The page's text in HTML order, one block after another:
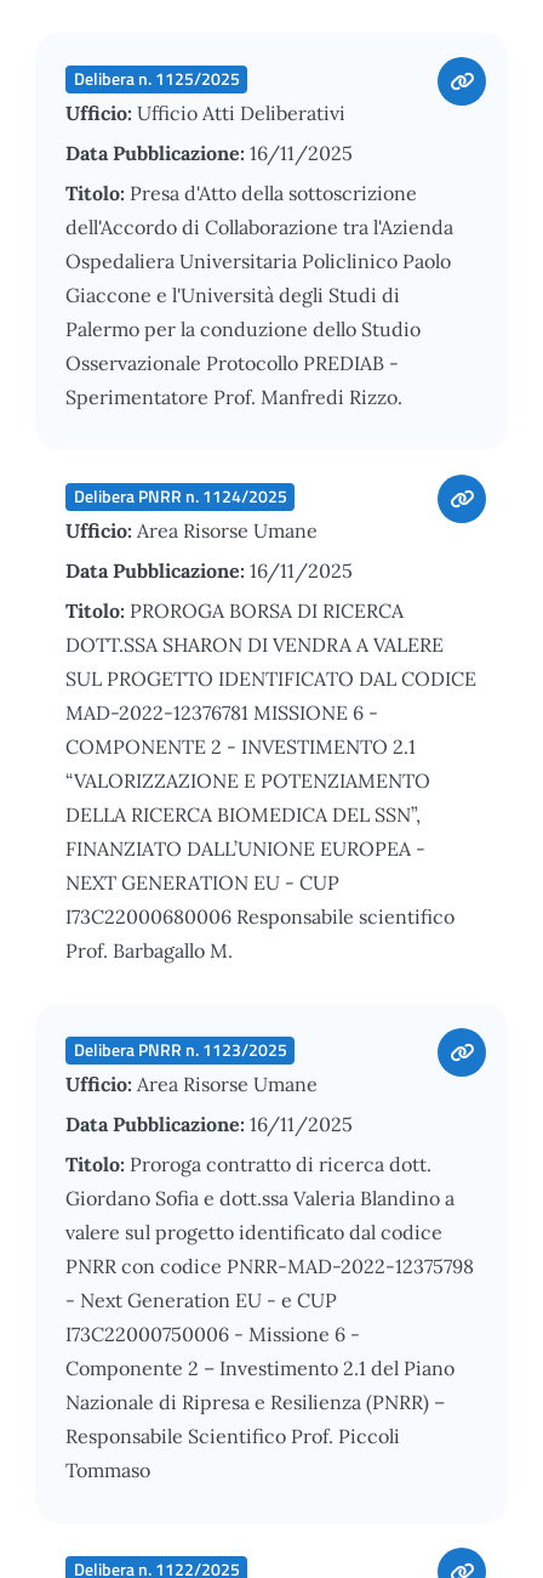
Delibera n. 1125/2025
Ufficio: Ufficio Atti Deliberativi
Data Pubblicazione: 16/11/2025
Titolo: Presa d'Atto della sottoscrizione
dell'Accordo di Collaborazione tra l'Azienda
Ospedaliera Universitaria Policlinico Paolo
Giaccone e l'Università degli Studi di
Palermo per la conduzione dello Studio
Osservazionale Protocollo PREDIAB -
Sperimentatore Prof. Manfredi Rizzo.
Delibera PNRR n. 1124/2025
Ufficio: Area Risorse Umane
Data Pubblicazione: 16/11/2025
Titolo: PROROGA BORSA DI RICERCA
DOTT.SSA SHARON DI VENDRA A VALERE
SUL PROGETTO IDENTIFICATO DAL CODICE
MAD-2022-12376781 MISSIONE 6 -
COMPONENTE 2 - INVESTIMENTO 2.1
“VALORIZZAZIONE E POTENZIAMENTO
DELLA RICERCA BIOMEDICA DEL SSN”,
FINANZIATO DALL’UNIONE EUROPEA -
NEXT GENERATION EU - CUP
I73C22000680006 Responsabile scientifico
Prof. Barbagallo M.
Delibera PNRR n. 1123/2025
Ufficio: Area Risorse Umane
Data Pubblicazione: 16/11/2025
Titolo: Proroga contratto di ricerca dott.
Giordano Sofia e dott.ssa Valeria Blandino a
valere sul progetto identificato dal codice
PNRR con codice PNRR-MAD-2022-12375798
- Next Generation EU - e CUP
I73C22000750006 - Missione 6 -
Componente 2 – Investimento 2.1 del Piano
Nazionale di Ripresa e Resilienza (PNRR) –
Responsabile Scientifico Prof. Piccoli
Tommaso
Delibera n. 1122/2025